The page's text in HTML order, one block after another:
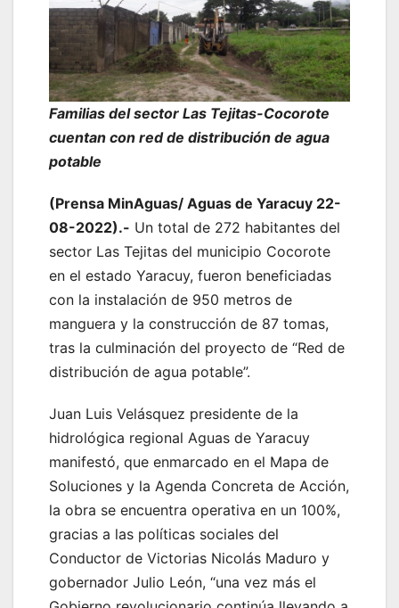
Familias del sector Las Tejitas-Cocorote
cuentan con red de distribución de agua
potable
(Prensa MinAguas/ Aguas de Yaracuy 22-
08-2022).- Un total de 272 habitantes del
sector Las Tejitas del municipio Cocorote
en el estado Yaracuy, fueron beneficiadas
con la instalación de 950 metros de
manguera y la construcción de 87 tomas,
tras la culminación del proyecto de “Red de
distribución de agua potable”.
Juan Luis Velásquez presidente de la
hidrológica regional Aguas de Yaracuy
manifestó, que enmarcado en el Mapa de
Soluciones y la Agenda Concreta de Acción,
la obra se encuentra operativa en un 100%,
gracias a las políticas sociales del
Conductor de Victorias Nicolás Maduro y
gobernador Julio León, “una vez más el